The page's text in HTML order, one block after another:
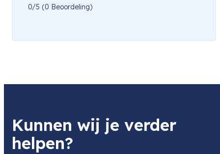
0/5 (0 Beoordeling)
Kunnen wij je verder
helpen?